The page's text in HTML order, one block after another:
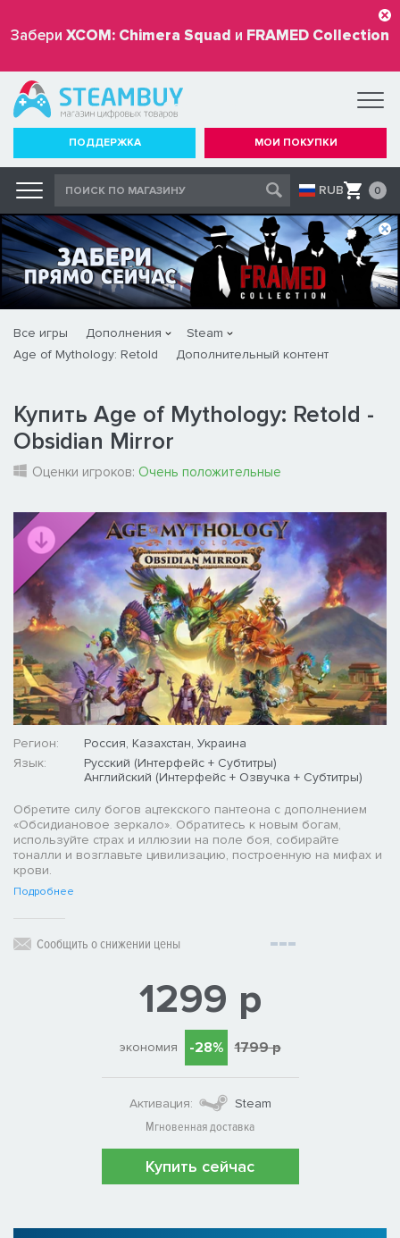
Забери XCOM: Chimera Squad и FRAMED Collection
бесплатно
ПОДДЕРЖКА МОИ ПОКУПКИ
RUB 0
Все игры Дополнения
Steam
Age of Mythology: Retold
Дополнительный контент
Купить Age of Mythology: Retold -
Obsidian Mirror
Оценки игроков: Очень положительные
Регион:
Россия, Казахстан, Украина
Язык:
Русский (Интерфейс + Субтитры)
Английский (Интерфейс + Озвучка + Субтитры)
Обретите силу богов ацтекского пантеона с дополнением
«Обсидиановое зеркало». Обратитесь к новым богам,
используйте страх и иллюзии на поле боя, собирайте
тоналли и возглавьте цивилизацию, построенную на мифах и
крови.
Подробнее
Сообщить о снижении цены
1299 р
экономия -28% 1799 р
Активация:
Steam
Мгновенная доставка
Купить сейчас